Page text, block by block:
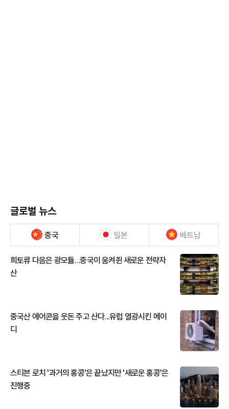
글로벌 뉴스
중국 일본 베트남
희토류 다음은 광모듈…중국이 움켜쥔 새로운 전략자
산
중국산 에어콘을 웃돈 주고 산다...유럽 열광시킨 메이
디
스티븐 로치 '과거의 홍콩'은 끝났지만 '새로운 홍콩'은
진행중